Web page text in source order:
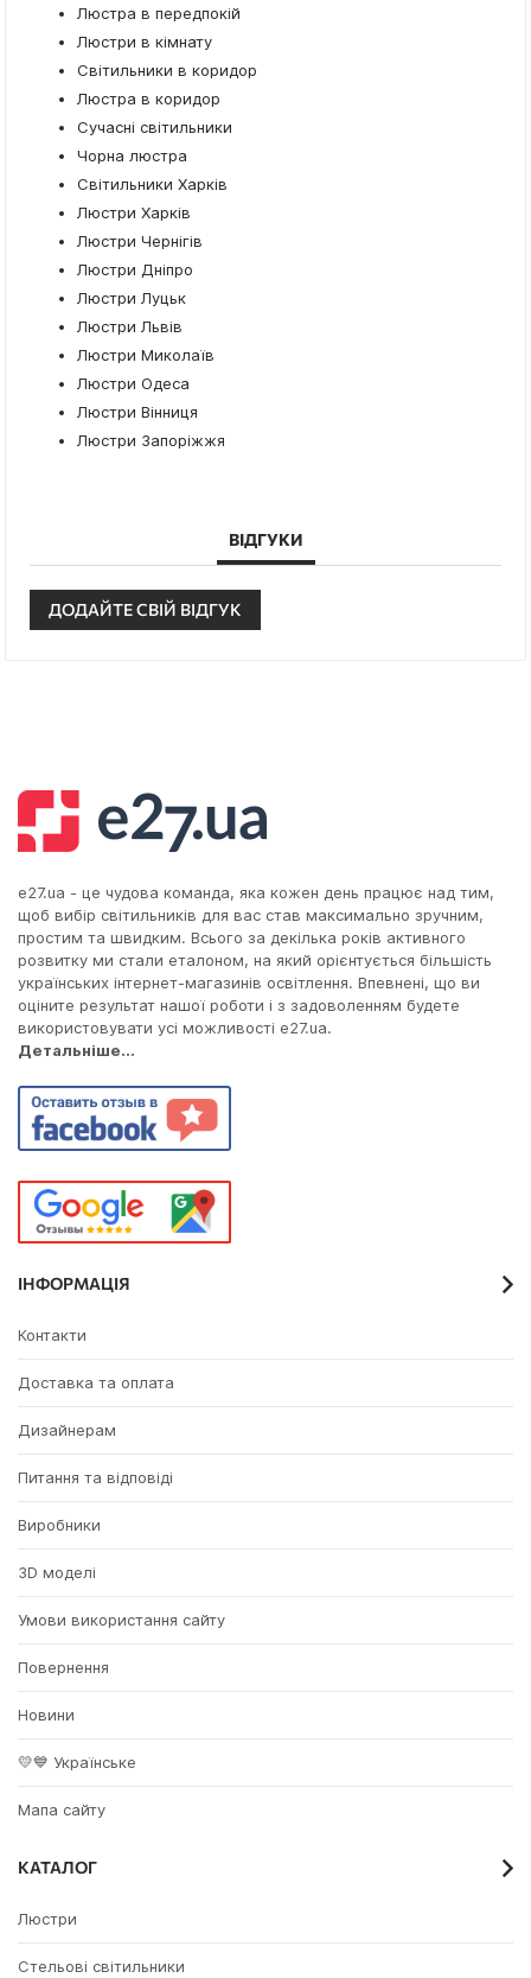
Люстра в передпокій
Люстри в кімнату
Світильники в коридор
Люстра в коридор
Сучасні світильники
Чорна люстра
Світильники Харків
Люстри Харків
Люстри Чернігів
Люстри Дніпро
Люстри Луцьк
Люстри Львів
Люстри Миколаїв
Люстри Одеса
Люстри Вінниця
Люстри Запоріжжя
ВІДГУКИ
ДОДАЙТЕ СВІЙ ВІДГУК
e27.ua - це чудова команда, яка кожен день працює над тим,
щоб вибір світильників для вас став максимально зручним,
простим та швидким. Всього за декілька років активного
розвитку ми стали еталоном, на який орієнтується більшість
українських інтернет-магазинів освітлення. Впевнені, що ви
оціните результат нашої роботи і з задоволенням будете
використовувати усі можливості e27.ua.
Детальніше...
ІНФОРМАЦІЯ
Контакти
Доставка та оплата
Дизайнерам
Питання та відповіді
Виробники
3D моделі
Умови використання сайту
Повернення
Новини
💛💙 Українське
Мапа сайту
КАТАЛОГ
Люстри
Стельові світильники